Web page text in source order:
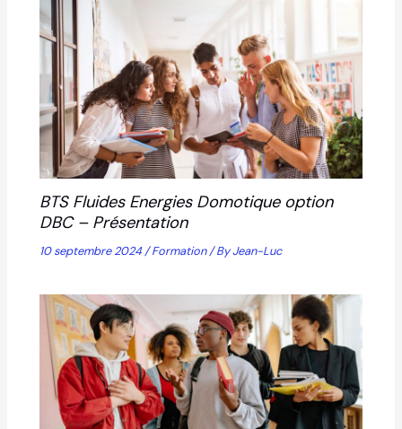
BTS Fluides Energies Domotique option
DBC – Présentation
10 septembre 2024/Formation/ ByJean-Luc